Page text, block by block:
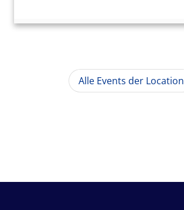
Alle Events der Location